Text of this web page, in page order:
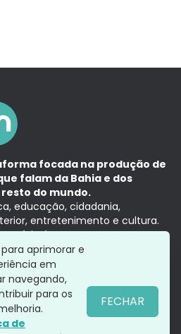
focada na produção de
falam da Bahia e dos
do mundo.
educação, cidadania,
entretenimento e cultura.
notícia é no tempo presente,
Aratu.
privacidade
aprimorar e
em
navegando,
para os
de
FECHAR